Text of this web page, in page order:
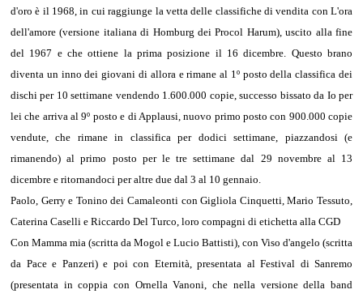
d'oro è il 1968, in cui raggiunge la vetta delle classifiche di vendita con L'ora
dell'amore (versione italiana di Homburg dei Procol Harum), uscito alla fine
del 1967 e che ottiene la prima posizione il 16 dicembre. Questo brano
diventa un inno dei giovani di allora e rimane al 1º posto della classifica dei
dischi per 10 settimane vendendo 1.600.000 copie, successo bissato da Io per
lei che arriva al 9º posto e di Applausi, nuovo primo posto con 900.000 copie
vendute, che rimane in classifica per dodici settimane, piazzandosi (e
rimanendo) al primo posto per le tre settimane dal 29 novembre al 13
dicembre e ritornandoci per altre due dal 3 al 10 gennaio.
Paolo, Gerry e Tonino dei Camaleonti con Gigliola Cinquetti, Mario Tessuto,
Caterina Caselli e Riccardo Del Turco, loro compagni di etichetta alla CGD
Con Mamma mia (scritta da Mogol e Lucio Battisti), con Viso d'angelo (scritta
da Pace e Panzeri) e poi con Eternità, presentata al Festival di Sanremo
(presentata in coppia con Ornella Vanoni, che nella versione della band